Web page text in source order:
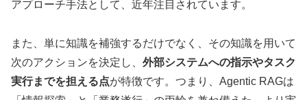
アプローチ手法として、近年注目されています。
また、単に知識を補強するだけでなく、その知識を用いて
次のアクションを決定し、 外部システムへの指示やタスク
実行までを担える点が特徴です。つまり、Agentic RAGは